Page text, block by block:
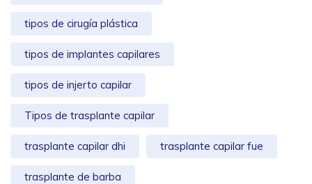
tipos de cirugía plástica
tipos de implantes capilares
tipos de injerto capilar
Tipos de trasplante capilar
trasplante capilar dhi trasplante capilar fue
trasplante de barba